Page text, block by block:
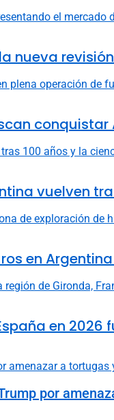
nueva
conquistar
vuelven
en
en
por